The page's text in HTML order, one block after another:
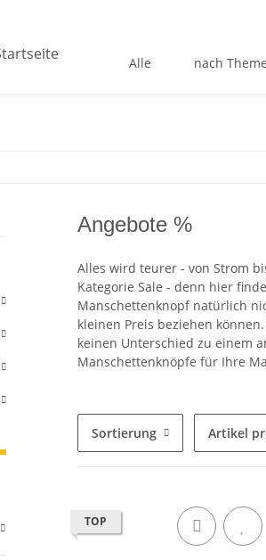
Alle nach
Angebote %
Alles wird teurer - von Strom
Kategorie Sale - denn hier
Manschettenknopf natürlich
kleinen Preis beziehen
keinen Unterschied zu einem
Manschettenknöpfe für Ihre
Sortierung Artikel
TOP